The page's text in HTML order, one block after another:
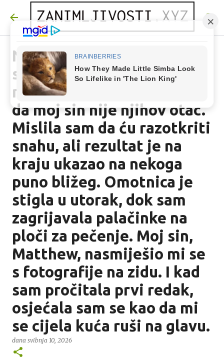
Preskoči na glavni sadržaj
Napravila sam DNK test na
svojim unukama jer je
nešto u mojoj krvi vrištalo
da moj sin nije njihov otac.
Mislila sam da ću razotkriti
snahu, ali rezultat je na
kraju ukazao na nekoga
puno bližeg. Omotnica je
stigla u utorak, dok sam
zagrijavala palačinke na
ploči za pečenje. Moj sin,
Matthew, nasmiješio mi se
s fotografije na zidu. I kad
sam pročitala prvi redak,
osjećala sam se kao da mi
se cijela kuća ruši na glavu.
dana svibnja 10, 2026